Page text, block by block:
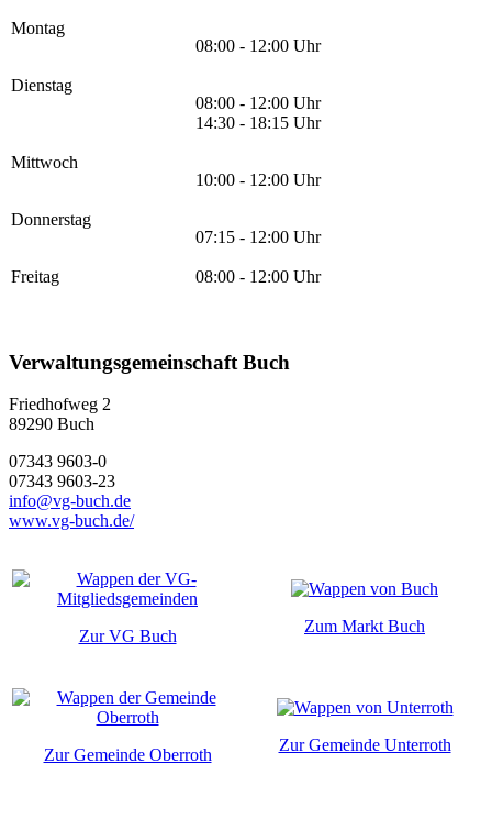
Montag
08:00 - 12:00 Uhr
Dienstag
08:00 - 12:00 Uhr
14:30 - 18:15 Uhr
Mittwoch
10:00 - 12:00 Uhr
Donnerstag
07:15 - 12:00 Uhr
Freitag 08:00 - 12:00 Uhr
Verwaltungsgemeinschaft Buch
Friedhofweg 2
89290 Buch
07343 9603-0
07343 9603-23
info@vg-buch.de
www.vg-buch.de/
Zur VG Buch
Zum Markt Buch
Zur Gemeinde Oberroth
Zur Gemeinde Unterroth